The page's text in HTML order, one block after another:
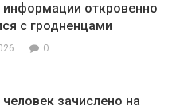
информации откровенно
с гродненцами
0
зачислено на